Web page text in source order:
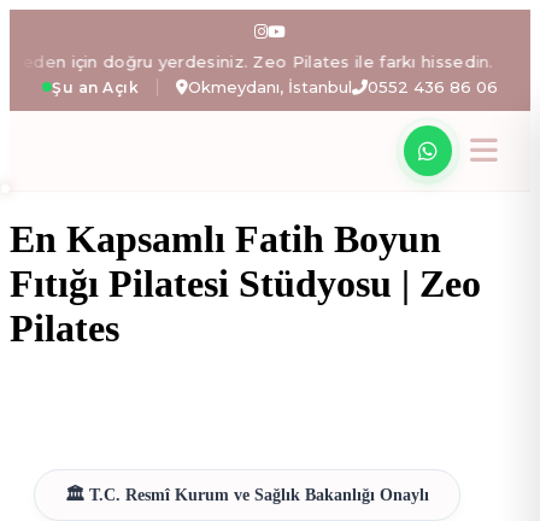
Zeo Pilates: İstanbul
Zeynep Işıklı yönetimindeki Zeo Pilates
yerdesiniz. Zeo Pilates ile farkı hissedin. Zeo
Şu an Açık Okmeydanı, İstanbul 0552 436 86 06
En Kapsamlı Fatih Boyun
Fıtığı Pilatesi Stüdyosu | Zeo
Pilates
🏛️ T.C. Resmî Kurum ve Sağlık Bakanlığı Onaylı